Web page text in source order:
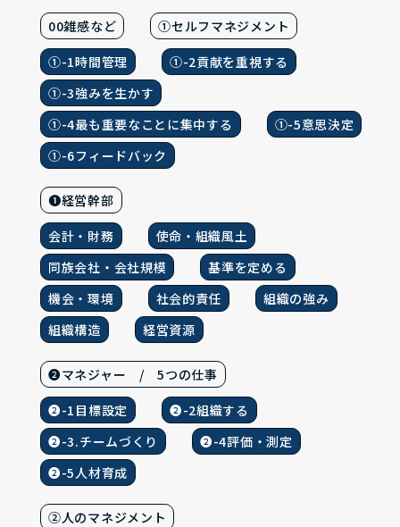
00雑感など
①セルフマネジメント
①-1時間管理
①-2貢献を重視する
①-3強みを生かす
①-4最も重要なことに集中する
①-5意思決定
①-6フィードバック
❶経営幹部
会計・財務
使命・組織風土
同族会社・会社規模
基準を定める
機会・環境
社会的責任
組織の強み
組織構造
経営資源
❷マネジャー / 5つの仕事
❷-1目標設定
❷-2組織する
❷-3.チームづくり
❷-4評価・測定
❷-5人材育成
②人のマネジメント